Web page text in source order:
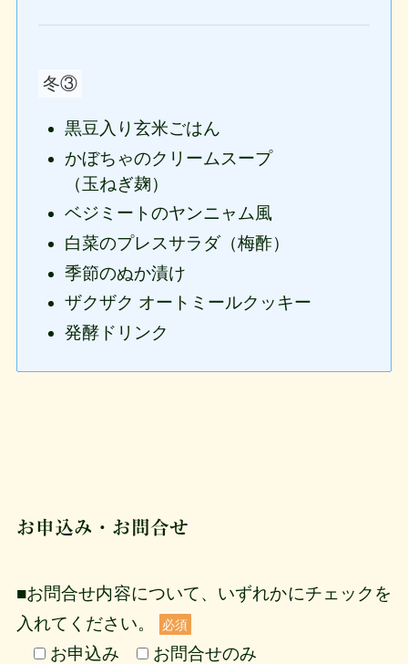
冬③
黒豆入り玄米ごはん
かぼちゃのクリームスープ
（玉ねぎ麹）
ベジミートのヤンニャム風
白菜のプレスサラダ（梅酢）
季節のぬか漬け
ザクザク オートミールクッキー
発酵ドリンク
お申込み・お問合せ
■お問合せ内容について、いずれかにチェックを
入れてください。
必須
お申込み お問合せのみ